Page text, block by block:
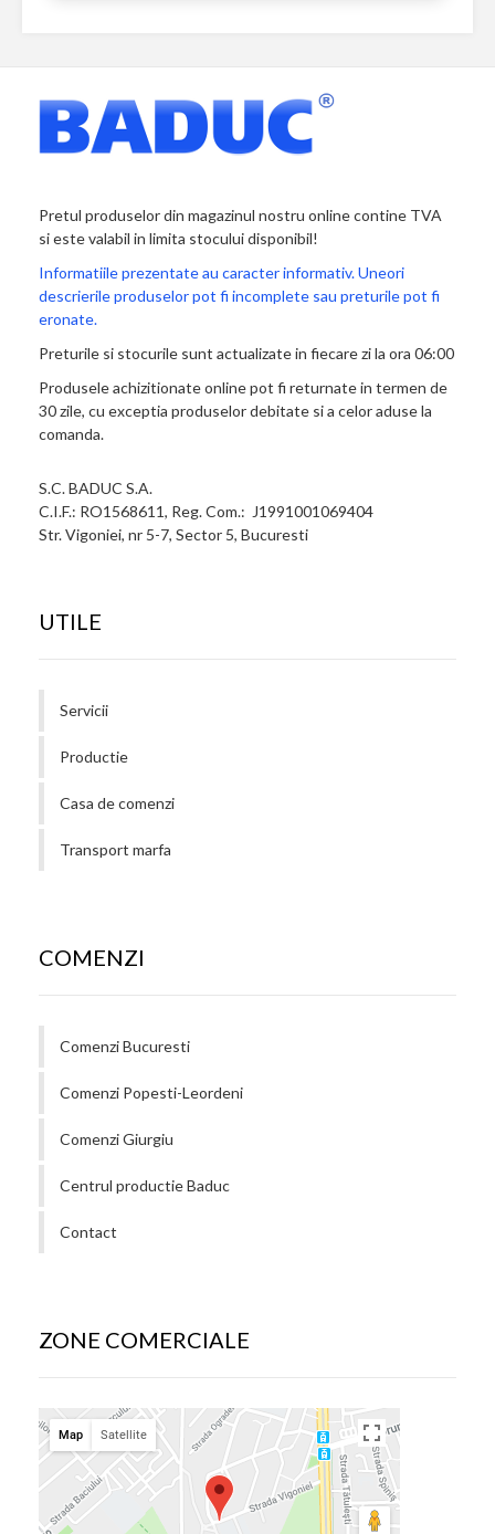
Pretul produselor din magazinul nostru online contine TVA
si este valabil in limita stocului disponibil!
Informatiile prezentate au caracter informativ. Uneori
descrierile produselor pot fi incomplete sau preturile pot fi
eronate.
Preturile si stocurile sunt actualizate in fiecare zi la ora 06:00
Produsele achizitionate online pot fi returnate in termen de
30 zile, cu exceptia produselor debitate si a celor aduse la
comanda.
S.C. BADUC S.A.
C.I.F.: RO1568611, Reg. Com.: J1991001069404
Str. Vigoniei, nr 5-7, Sector 5, Bucuresti
UTILE
Servicii
Productie
Casa de comenzi
Transport marfa
COMENZI
Comenzi Bucuresti
Comenzi Popesti-Leordeni
Comenzi Giurgiu
Centrul productie Baduc
Contact
ZONE COMERCIALE